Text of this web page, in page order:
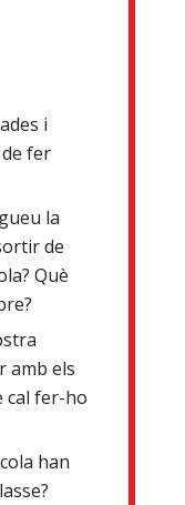
i
de fer
la
de
Què
amb els
cal fer-ho
han